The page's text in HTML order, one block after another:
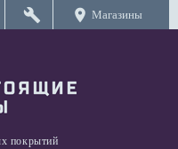
build location_on Магазины
покрытий